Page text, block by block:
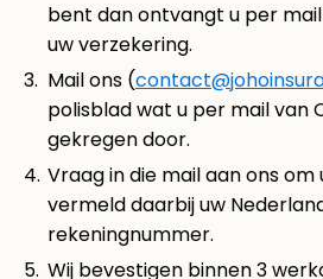
bent dan ontvangt u per
uw verzekering.
Mail ons (
polisblad wat u per mail van
gekregen door.
Vraag in die mail aan ons
vermeld daarbij uw
rekeningnummer.
Wij bevestigen binnen 3